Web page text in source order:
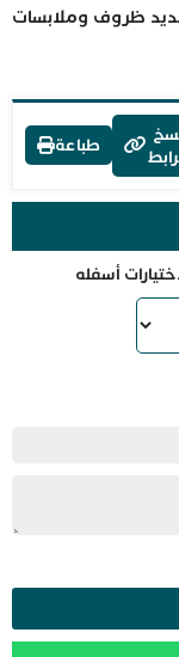
ظروف وملابسات
طباعة
أسفله